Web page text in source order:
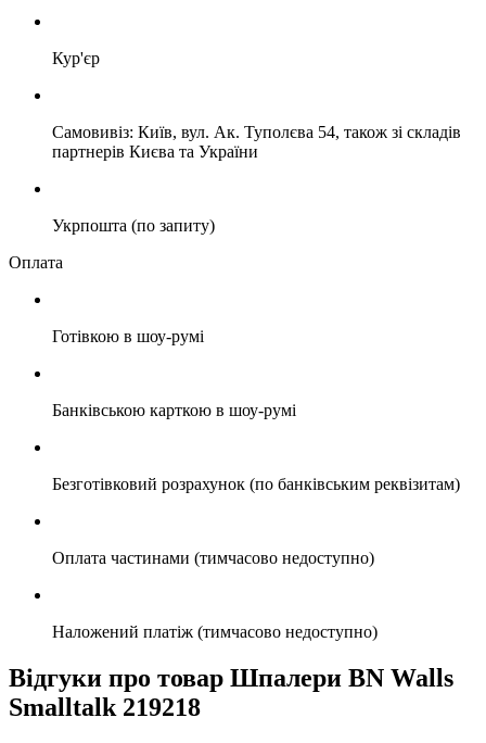
Кур'єр
Самовивіз: Київ, вул. Ак. Туполєва 54, також зі складів
партнерів Києва та України
Укрпошта (по запиту)
Оплата
Готівкою в шоу-румі
Банківською карткою в шоу-румі
Безготівковий розрахунок (по банківським реквізитам)
Оплата частинами (тимчасово недоступно)
Наложений платіж (тимчасово недоступно)
Відгуки про товар Шпалери BN Walls
Smalltalk 219218